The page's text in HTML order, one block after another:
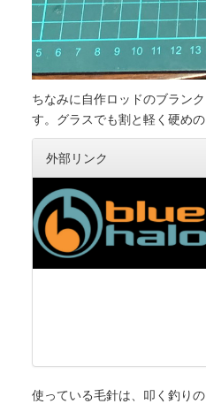
ちなみに自作ロッドのブラン
す。グラスでも割と軽く硬め
外部リンク
使っている毛針は、叩く釣り